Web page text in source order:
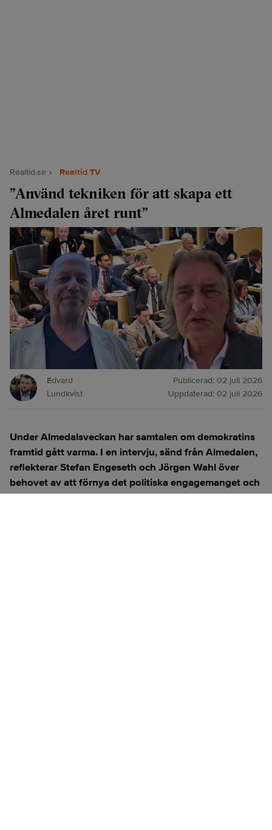
Realtid.se Realtid TV
”Använd tekniken för att skapa ett
Almedalen året runt”
Edvard
Lundkvist
Publicerad: 02 juli 2026
Uppdaterad: 02 juli 2026
Under Almedalsveckan har samtalen om demokratins
framtid gått varma. I en intervju, sänd från Almedalen,
reflekterar Stefan Engeseth och Jörgen Wahl över
behovet av att förnya det politiska engagemanget och
hur modern teknik kan användas för att överbrygga